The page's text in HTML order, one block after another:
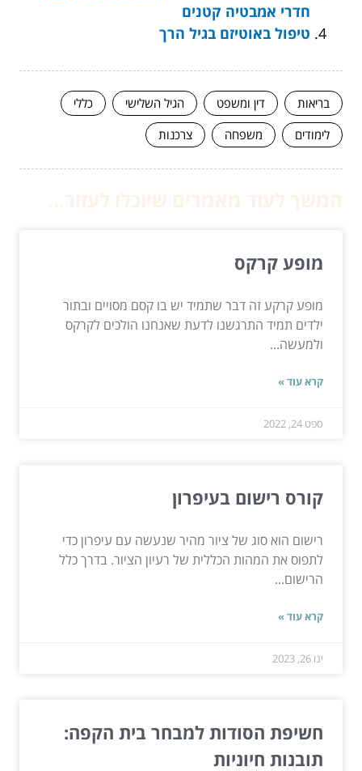
חדרי אמבטיה קטנים
טיפול באוטיזם בגיל הרך
בריאות דין ומשפט הגיל השלישי
כללי
לימודים
משפחה צרכנות
מופע קרקס
מופע קרקע זה דבר שתמיד יש בו קסם מסויים ובתור
ילדים תמיד התרגשנו לדעת שאנחנו הולכים לקרקס
ולמעשה...
קרא עוד »
ספט 24, 2022
קורס רישום בעיפרון
רישום הוא סוג של ציור מהיר שנעשה עם עיפרון כדי
לתפוס את המהות הכללית של רעיון הציור. בדרך כלל
הרישום...
קרא עוד »
ינו 26, 2023
חשיפת הסודות למבחר בית הקפה:
תובנות חיוניות